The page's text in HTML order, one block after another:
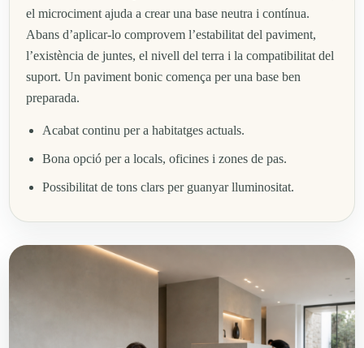
el microciment ajuda a crear una base neutra i contínua.
Abans d’aplicar-lo comprovem l’estabilitat del paviment,
l’existència de juntes, el nivell del terra i la compatibilitat del
suport. Un paviment bonic comença per una base ben
preparada.
Acabat continu per a habitatges actuals.
Bona opció per a locals, oficines i zones de pas.
Possibilitat de tons clars per guanyar lluminositat.